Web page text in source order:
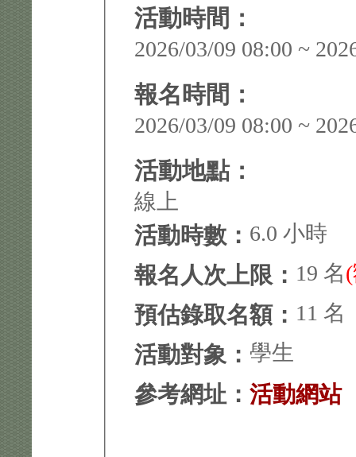
活動時間：
2026/03/09 08:00 ~
報名時間：
2026/03/09 08:00 ~
活動地點：
線上
活動時數： 6.0 小時
報名人次上限： 19 名
預估錄取名額： 11 名
活動對象： 學生
參考網址： 活動網站